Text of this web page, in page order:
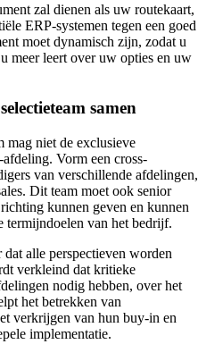
zal dienen als uw routekaart,
ERP-systemen tegen een goed
moet dynamisch zijn, zodat u
meer leert over uw opties en uw
samen
mag niet de exclusieve
Vorm een cross-
van verschillende afdelingen,
Dit team moet ook senior
kunnen geven en kunnen
termijndoelen van het bedrijf.
alle perspectieven worden
verkleind dat kritieke
nodig hebben, over het
het betrekken van
verkrijgen van hun buy-in en
implementatie.